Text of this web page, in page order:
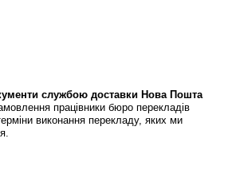
службою доставки Нова Пошта
працівники бюро перекладів
виконання перекладу, яких ми